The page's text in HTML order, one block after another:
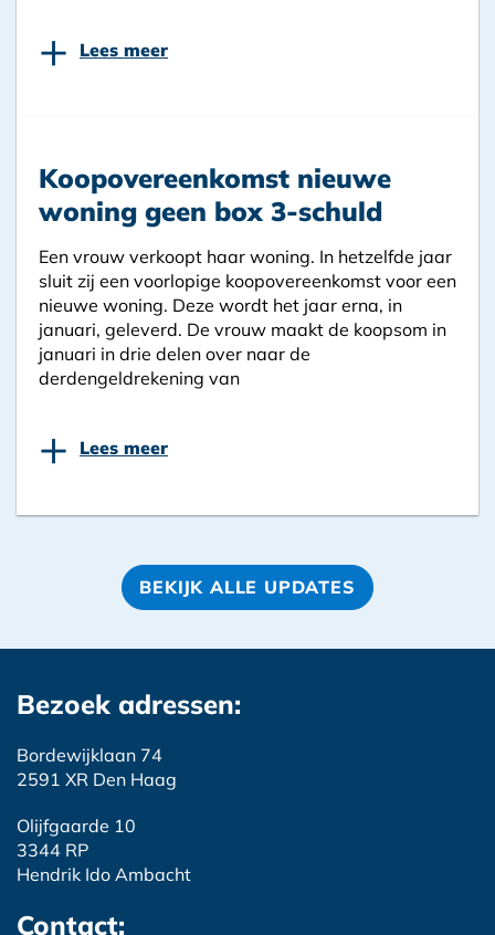
+ Lees meer
Koopovereenkomst nieuwe
woning geen box 3-schuld
Een vrouw verkoopt haar woning. In hetzelfde jaar
sluit zij een voorlopige koopovereenkomst voor een
nieuwe woning. Deze wordt het jaar erna, in
januari, geleverd. De vrouw maakt de koopsom in
januari in drie delen over naar de
derdengeldrekening van
+ Lees meer
BEKIJK ALLE UPDATES
Bezoek adressen:
Bordewijklaan 74
2591 XR Den Haag
Olijfgaarde 10
3344 RP
Hendrik Ido Ambacht
Contact: